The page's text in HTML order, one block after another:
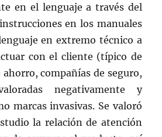
en el lenguaje a través del
en los manuales
en extremo técnico a
con el cliente (típico de
ahorro, compañías de seguro,
negativamente y
marcas invasivas. Se valoró
la relación de atención